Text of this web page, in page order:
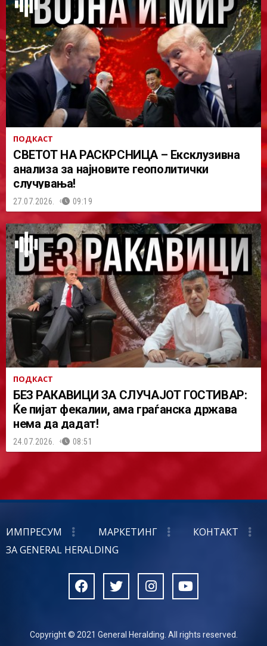
ПОДКАСТ
СВЕТОТ НА РАСКРСНИЦА – Ексклузивна
анализа за најновите геополитички
случувања!
27.07.2026. 09:19
ПОДКАСТ
БЕЗ РАКАВИЦИ ЗА СЛУЧАЈОТ ГОСТИВАР:
Ќе пијат фекалии, ама граѓанска држава
нема да дадат!
24.07.2026. 08:51
ИМПРЕСУМ МАРКЕТИНГ
КОНТАКТ
ЗА GENERAL HERALDING
Copyright © 2021 General Heralding. All rights reserved.